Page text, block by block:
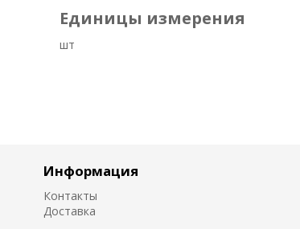
Единицы измерения
шт
Информация
Контакты
Доставка